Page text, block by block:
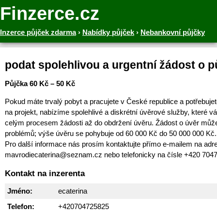
Finzerce.cz
Inzerce půjček zdarma› Nabídky půjček › Nebankovní půjčky
podat spolehlivou a urgentní žádost o
Půjčka 60 Kč – 50 Kč
Pokud máte trvalý pobyt a pracujete v České republice a
na projekt, nabízíme spolehlivé a diskrétní úvěrové služby, které
celým procesem žádosti až do obdržení úvěru. Žádost o úvěr
problémů; výše úvěru se pohybuje od 60 000 Kč do 50 000 000 Kč.
Pro další informace nás prosím kontaktujte přímo e-mailem na
mavrodiecaterina@seznam.cz nebo telefonicky na čísle +420
Kontakt na inzerenta
Jméno:
ecaterina
Telefon:
+420704725825